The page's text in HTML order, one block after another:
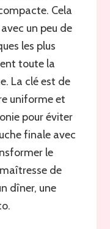
Cela
un peu de
les plus
toute la
La clé est de
uniforme et
pour éviter
finale avec
le
de
dîner, une